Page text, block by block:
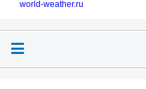
world-weather.ru